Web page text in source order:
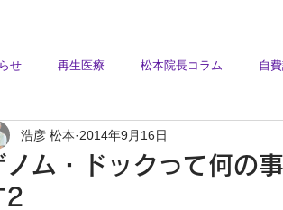
せ 再生医療 松本院長コラム 自
ノム・ドックって何の
2
浩彦 松本 2014年9月16日